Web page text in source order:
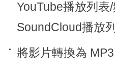
YouTube播放列表
SoundCloud播放
將影片轉換為